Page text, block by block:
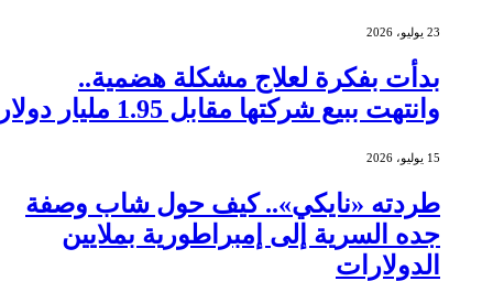
23 يوليو، 2026
بدأت بفكرة لعلاج مشكلة هضمية..
وانتهت ببيع شركتها مقابل 1.95 مليار دولار
15 يوليو، 2026
طردته «نايكي».. كيف حول شاب وصفة
جده السرية إلى إمبراطورية بملايين
الدولارات